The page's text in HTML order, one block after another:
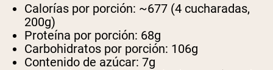
Calorías por porción: ~677 (4 cucharadas,
200g)
Proteína por porción: 68g
Carbohidratos por porción: 106g
Contenido de azúcar: 7g